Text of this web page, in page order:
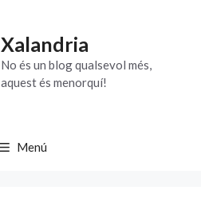
Xalandria
No és un blog qualsevol més,
aquest és menorquí!
Menú